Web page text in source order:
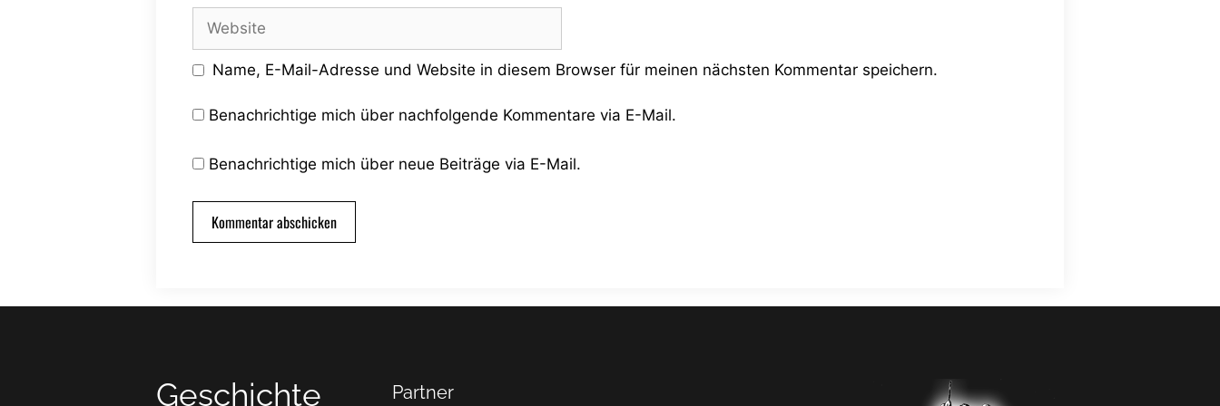
Adresse
Name, E-Mail-Adresse und Website in diesem Browser für meinen nächsten Kommentar speichern.
Benachrichtige mich über nachfolgende Kommentare via E-Mail.
Benachrichtige mich über neue Beiträge via E-Mail.
Geschichte Partner